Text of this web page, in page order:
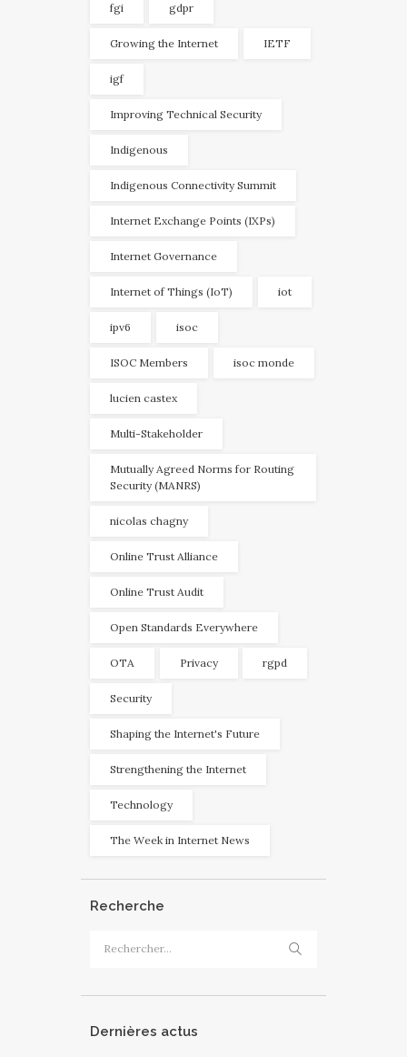
fgi gdpr
Growing the Internet IETF
igf
Improving Technical Security
Indigenous
Indigenous Connectivity Summit
Internet Exchange Points (IXPs)
Internet Governance
Internet of Things (IoT) iot
ipv6 isoc
ISOC Members isoc monde
lucien castex
Multi-Stakeholder
Mutually Agreed Norms for Routing
Security (MANRS)
nicolas chagny
Online Trust Alliance
Online Trust Audit
Open Standards Everywhere
OTA Privacy rgpd
Security
Shaping the Internet's Future
Strengthening the Internet
Technology
The Week in Internet News
Recherche
Dernières actus